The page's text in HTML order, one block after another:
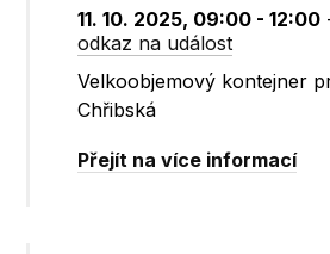
11. 10. 2025, 09:00 - 12:00
odkaz na událost
Velkoobjemový kontejner
Chřibská
Přejít na více informací